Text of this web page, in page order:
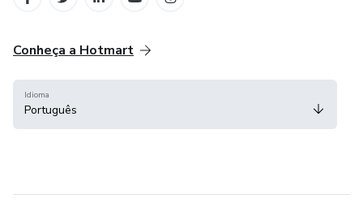
Conheça a Hotmart
Idioma
Português